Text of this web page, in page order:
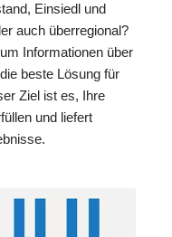
Einsiedl und
auch überregional?
Informationen über
beste Lösung für
Ziel ist es, Ihre
und liefert